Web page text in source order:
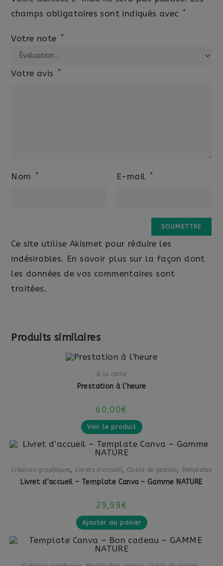
champs obligatoires sont indiqués avec *
Votre note *
Votre avis *
Nom * E-mail *
Ce site utilise Akismet pour réduire les
indésirables. En savoir plus sur la façon dont
les données de vos commentaires sont
traitées.
Produits similaires
A la carte
Prestation à l’heure
60,00€
Voir le produit
Création graphiques, Livrets d'accueil, Outils de gestion , Templates
Livret d’accueil – Template Canva – Gamme NATURE
29,99€
Ajouter au panier